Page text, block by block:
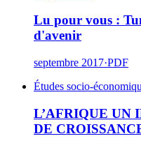
Lu pour vous :
d'avenir
septembre 2017·PDF
Études socio-
L’AFRIQUE UN
DE